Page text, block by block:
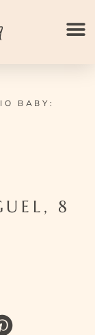
BABY:
8